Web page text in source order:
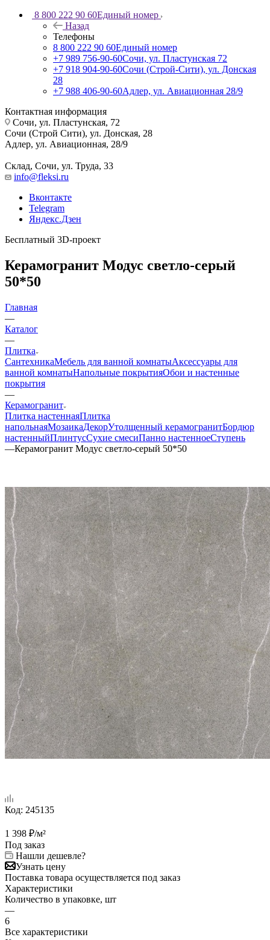
8 800 222 90 60Единый номер
Назад
Телефоны
8 800 222 90 60Единый номер
+7 989 756-90-60Сочи, ул. Пластунская 72
+7 918 904-90-60Сочи (Строй-Сити), ул. Донская
28
+7 988 406-90-60Адлер, ул. Авиационная 28/9
Контактная информация
Сочи, ул. Пластунская, 72
Сочи (Строй Сити), ул. Донская, 28
Адлер, ул. Авиационная, 28/9
Склад, Сочи, ул. Труда, 33
info@fleksi.ru
Вконтакте
Telegram
Яндекс.Дзен
Бесплатный 3D-проект
Керамогранит Модус светло-серый
50*50
Главная
—
Каталог
—
Плитка
СантехникаМебель для ванной комнатыАксессуары для
ванной комнатыНапольные покрытияОбои и настенные
покрытия
—
Керамогранит
Плитка настеннаяПлитка
напольнаяМозаикаДекорУтолщенный керамогранитБордюр
настенныйПлинтусСухие смесиПанно настенноеСтупень
—Керамогранит Модус светло-серый 50*50
Код: 245135
1 398 ₽/м²
Под заказ
Нашли дешевле?
Узнать цену
Поставка товара осуществляется под заказ
Характеристики
Количество в упаковке, шт
—
6
Все характеристики